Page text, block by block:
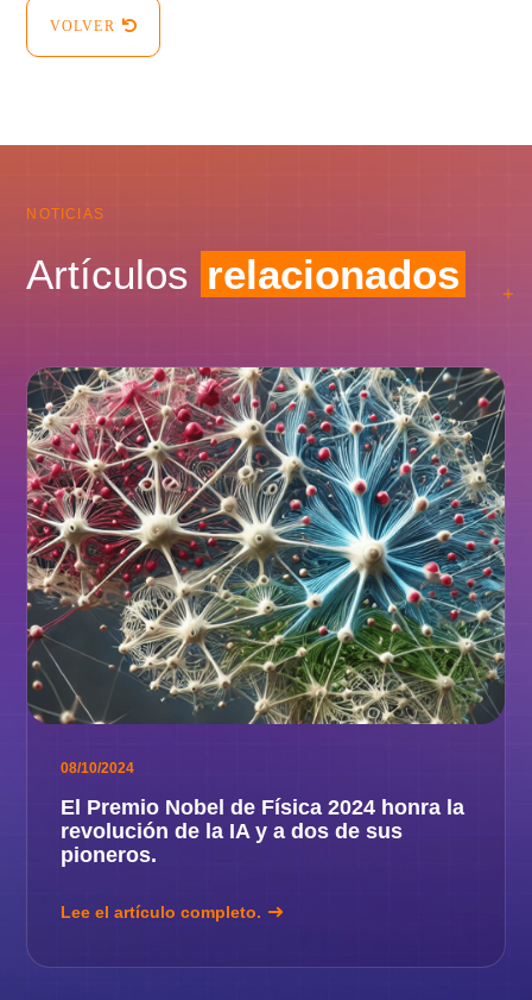
VOLVER
NOTICIAS
Artículos relacionados
08/10/2024
El Premio Nobel de Física 2024 honra la
revolución de la IA y a dos de sus
pioneros.
Lee el artículo completo.